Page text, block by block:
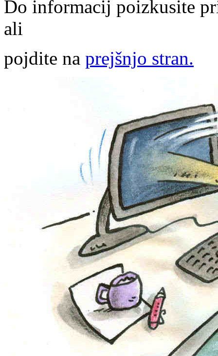
Do informacij poizkusite
ali
pojdite na prejšnjo stran.